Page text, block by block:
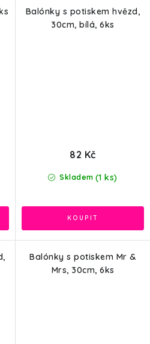
Balónky s potiskem hvězd,
30cm, bílá, 6ks
Skladem (1 ks)
82 Kč
Balónky s potiskem Mr &
Mrs, 30cm, 6ks